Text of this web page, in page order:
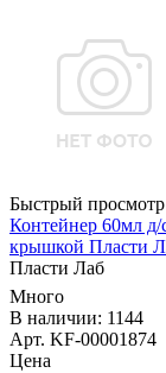
Быстрый просмотр
Контейнер 60мл д/
крышкой Пласти
Пласти Лаб
Много
В наличии: 1144
Арт. KF-00001874
Цена